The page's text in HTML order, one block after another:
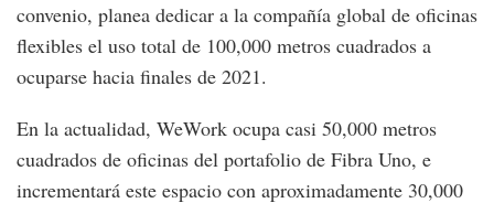
convenio, planea dedicar a la compañía global de oficinas
flexibles el uso total de 100,000 metros cuadrados a
ocuparse hacia finales de 2021.
En la actualidad, WeWork ocupa casi 50,000 metros
cuadrados de oficinas del portafolio de Fibra Uno, e
incrementará este espacio con aproximadamente 30,000